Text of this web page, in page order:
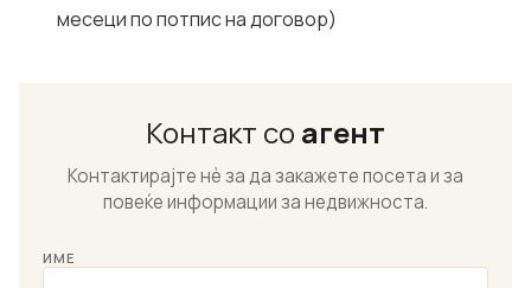
месеци по потпис на договор)
Контакт со агент
Контактирајте нѐ за да закажете посета и за
повеќе информации за недвижноста.
ИМЕ